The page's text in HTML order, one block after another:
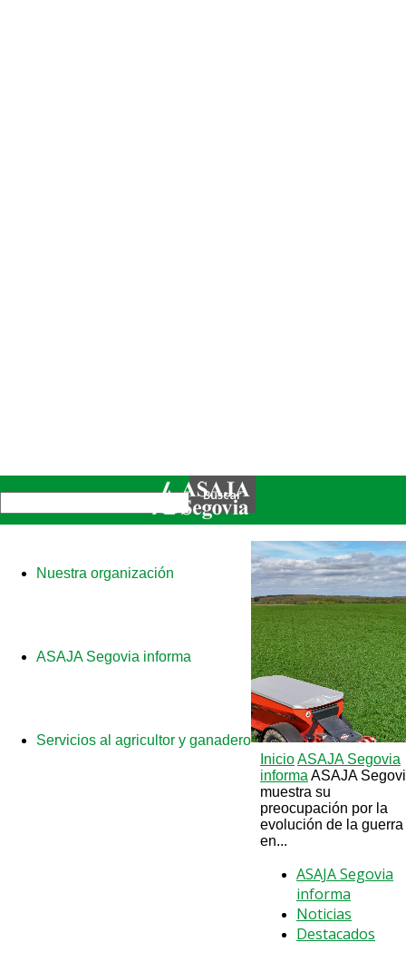
Nuestra organización
ASAJA Segovia informa
Servicios al agricultor y ganadero
InicioASAJA Segovia
informa ASAJA
muestra su
preocupación por la
evolución de la guerra
en...
ASAJA Segovia
informa
Noticias
Destacados